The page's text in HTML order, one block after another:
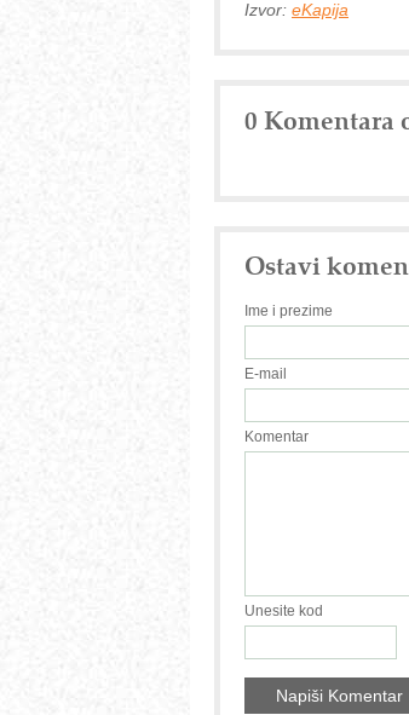
Izvor: eKapija
0 Komentara
Ostavi
Ime i prezime
E-mail
Komentar
Unesite kod